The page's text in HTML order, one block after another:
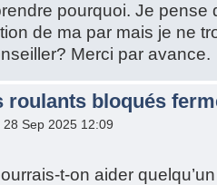
pourquoi. Je pense
de ma par mais je ne
Merci par avance.
roulants bloqués
28 Sep 2025 12:09
t-on aider